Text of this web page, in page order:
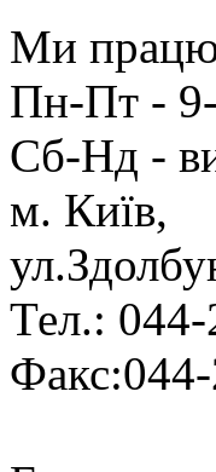
Ми
Пн-Пт -
Cб-Нд -
м. Київ,
Тел.: